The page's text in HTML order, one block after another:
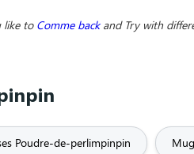
like to Comme back and Try with
Poudre-de-perlimpinpin